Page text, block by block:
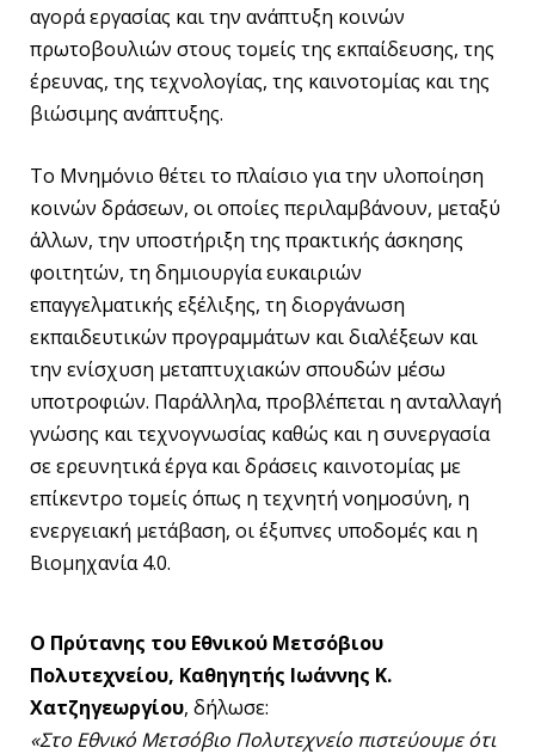
αγορά εργασίας και την ανάπτυξη κοινών
πρωτοβουλιών στους τομείς της εκπαίδευσης, της
έρευνας, της τεχνολογίας, της καινοτομίας και της
βιώσιμης ανάπτυξης.
Το Μνημόνιο θέτει το πλαίσιο για την υλοποίηση
κοινών δράσεων, οι οποίες περιλαμβάνουν, μεταξύ
άλλων, την υποστήριξη της πρακτικής άσκησης
φοιτητών, τη δημιουργία ευκαιριών
επαγγελματικής εξέλιξης, τη διοργάνωση
εκπαιδευτικών προγραμμάτων και διαλέξεων και
την ενίσχυση μεταπτυχιακών σπουδών μέσω
υποτροφιών. Παράλληλα, προβλέπεται η ανταλλαγή
γνώσης και τεχνογνωσίας καθώς και η συνεργασία
σε ερευνητικά έργα και δράσεις καινοτομίας με
επίκεντρο τομείς όπως η τεχνητή νοημοσύνη, η
ενεργειακή μετάβαση, οι έξυπνες υποδομές και η
Βιομηχανία 4.0.
Ο Πρύτανης του Εθνικού Μετσόβιου
Πολυτεχνείου, Καθηγητής Ιωάννης Κ.
Χατζηγεωργίου, δήλωσε:
«Στο Εθνικό Μετσόβιο Πολυτεχνείο πιστεύουμε ότι